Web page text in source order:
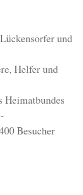
und
Helfer und
Heimatbundes
Besucher